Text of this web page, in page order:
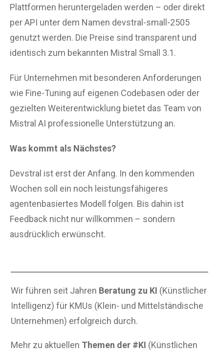
Plattformen heruntergeladen werden – oder direkt
per API unter dem Namen devstral-small-2505
genutzt werden. Die Preise sind transparent und
identisch zum bekannten Mistral Small 3.1.
Für Unternehmen mit besonderen Anforderungen
wie Fine-Tuning auf eigenen Codebasen oder der
gezielten Weiterentwicklung bietet das Team von
Mistral AI professionelle Unterstützung an.
Was kommt als Nächstes?
Devstral ist erst der Anfang. In den kommenden
Wochen soll ein noch leistungsfähigeres
agentenbasiertes Modell folgen. Bis dahin ist
Feedback nicht nur willkommen – sondern
ausdrücklich erwünscht.
Wir führen seit Jahren Beratung zu KI (Künstlicher
Intelligenz) für KMUs (Klein- und Mittelständische
Unternehmen) erfolgreich durch.
Mehr zu aktuellen Themen der #KI (Künstlichen